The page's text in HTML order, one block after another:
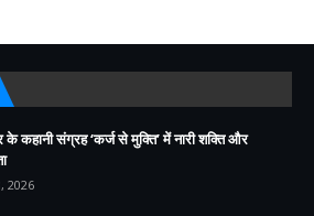
कहानी संग्रह ‘कर्ज से मुक्ति’ में नारी शक्ति और
2026